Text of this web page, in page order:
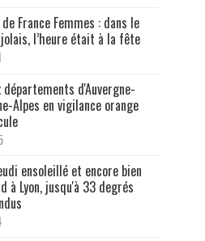
France Femmes : dans le
l’heure était à la fête
départements d'Auvergne-
Alpes en vigilance orange
ensoleillé et encore bien
à Lyon, jusqu'à 33 degrés